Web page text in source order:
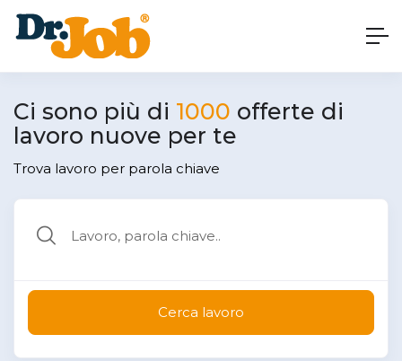
Ci sono più di 1000 offerte di
lavoro nuove per te
Trova lavoro per parola chiave
Cerca lavoro